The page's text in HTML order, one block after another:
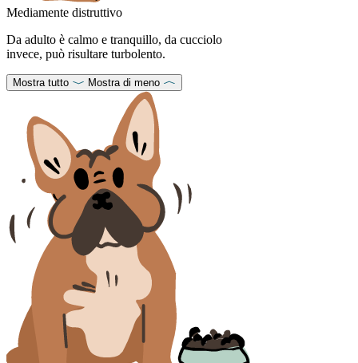
Mediamente distruttivo
Da adulto è calmo e tranquillo, da cucciolo
invece, può risultare turbolento.
Mostra tutto Mostra di meno